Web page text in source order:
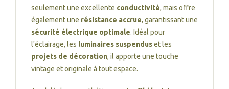
seulement une excellente conductivité, mais offre
également une résistance accrue, garantissant une
sécurité électrique optimale. Idéal pour
l'éclairage, les luminaires suspenduset les
projets de décoration, il apporte une touche
vintage et originale à tout espace.